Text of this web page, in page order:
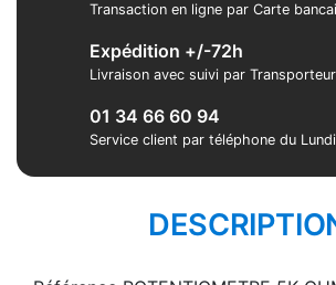
Transaction en ligne par Carte
Expédition +/-72h
Livraison avec suivi par
01 34 66 60 94
Service client par téléphone du